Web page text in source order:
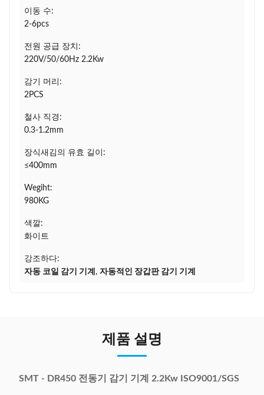
이동 수:
2-6pcs
전원 공급 장치:
220V/50/60Hz 2.2Kw
감기 머리:
2PCS
철사 직경:
0.3-1.2mm
장식새김의 유효 길이:
≤400mm
Wegiht:
980KG
색깔:
화이트
강조하다:
자동 코일 감기 기계 , 자동적인 장갑판 감기 기계
제품 설명
SMT - DR450 전동기 감기 기계 2.2Kw ISO9001/SGS